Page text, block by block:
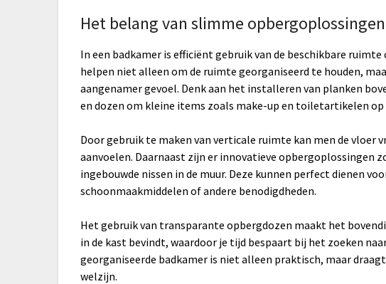
Het belang van slimme opbergoplossingen
In een badkamer is efficiënt gebruik van de beschikbare
helpen niet alleen om de ruimte georganiseerd te houden,
aangenamer gevoel. Denk aan het installeren van planken
en dozen om kleine items zoals make-up en toiletartikelen op
Door gebruik te maken van verticale ruimte kan men de vloer
aanvoelen. Daarnaast zijn er innovatieve opbergoplossingen
ingebouwde nissen in de muur. Deze kunnen perfect dienen
schoonmaakmiddelen of andere benodigdheden.
Het gebruik van transparante opbergdozen maakt het
in de kast bevindt, waardoor je tijd bespaart bij het zoeken
georganiseerde badkamer is niet alleen praktisch, maar
welzijn.